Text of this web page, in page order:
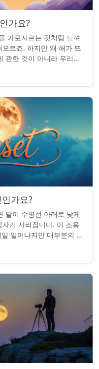
가요?
가로지르는 것처럼 느껴
르죠. 하지만 왜 해가 뜨
관한 것이 아니라 우리에
가요?
달이 수평선 아래로 낮게
기 사라집니다. 이 조용
일어나지만 대부분의 사